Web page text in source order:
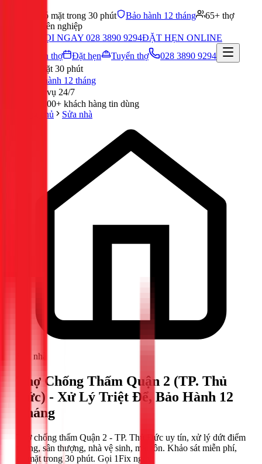
Có mặt trong 30 phút Bảo hành 12 tháng
65+ thợ
chuyên nghiệp
GỌI NGAY 028 3890 9294ĐẶT HẸN ONLINE
Tuyển thợ
Đặt hẹn Tuyển thợ
028 3890 9294
Có mặt 30 phút
Bảo hành 12 tháng
Phục vụ 24/7
300,000+ khách hàng tin dùng
Trang chủ
Sửa nhà
Sửa nhà
Thợ Chống Thấm Quận 2 (TP. Thủ
Đức) - Xử Lý Triệt Để, Bảo Hành 12
Tháng
Thợ chống thấm Quận 2 - TP. Thủ Đức uy tín, xử lý dứt điểm
tường, sân thượng, nhà vệ sinh, mái tôn. Khảo sát miễn phí,
có mặt trong 30 phút. Gọi 1Fix ngay.